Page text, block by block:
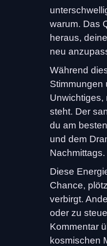
warum. Das
heraus,
neu
Während
Stimmungen
Unwichtiges,
steht. Der
du am
und dem
Nachmittags.
Diese
Chance,
verbirgt.
oder zu
Kommentar
kosmischen